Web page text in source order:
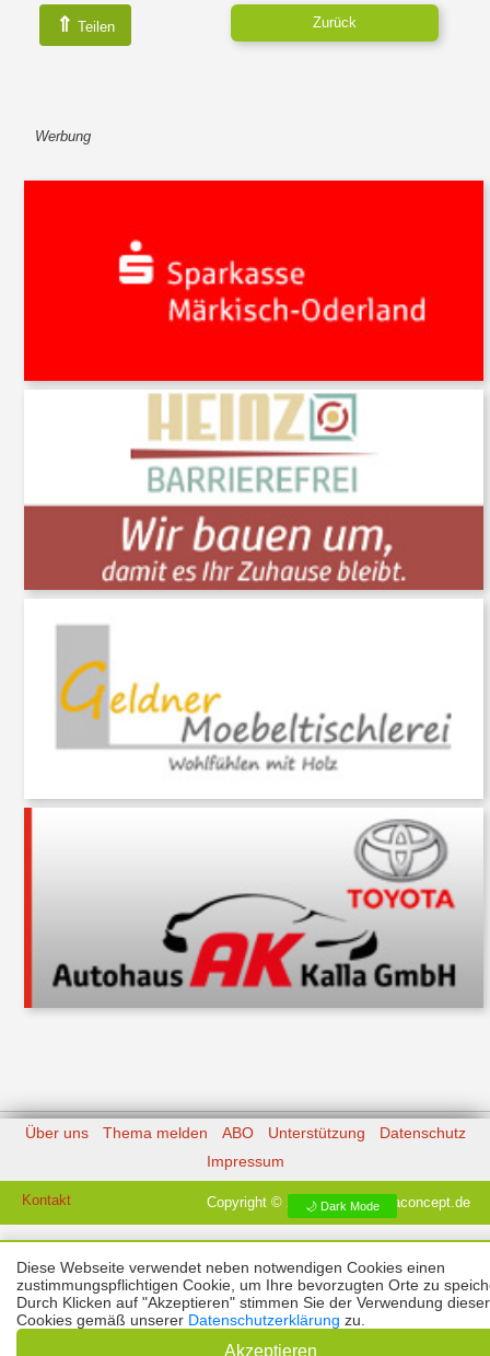
⇑ Teilen Zurück
Werbung
Kontakt
Über uns Thema melden ABO Unterstützung
Datenschutz
Impressum
🌙 Dark Mode
Copyright © 2026 |Prinzmediaconcept.de
Diese Webseite verwendet neben notwendigen Cookies einen
zustimmungspflichtigen Cookie, um Ihre bevorzugten Orte zu
Durch Klicken auf "Akzeptieren" stimmen Sie der Verwendung dieser
Cookies gemäß unserer Datenschutzerklärung zu.
Akzeptieren